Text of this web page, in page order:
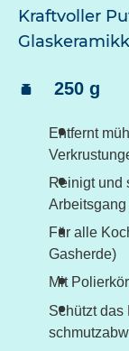
Kraftvoller
Inhalt:250 g
Entfernt
Reinigt und
Arbeitsgang
Für alle
Gasherde)
Mit
Schützt das